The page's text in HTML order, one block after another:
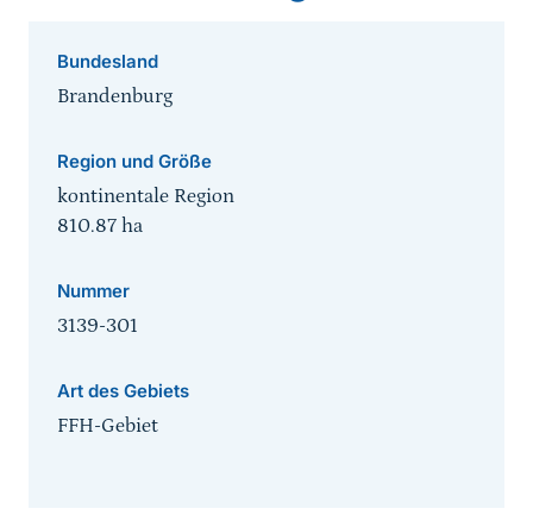
Bundesland
Brandenburg
Region und Größe
kontinentale Region
810.87 ha
Nummer
3139-301
Art des Gebiets
FFH-Gebiet